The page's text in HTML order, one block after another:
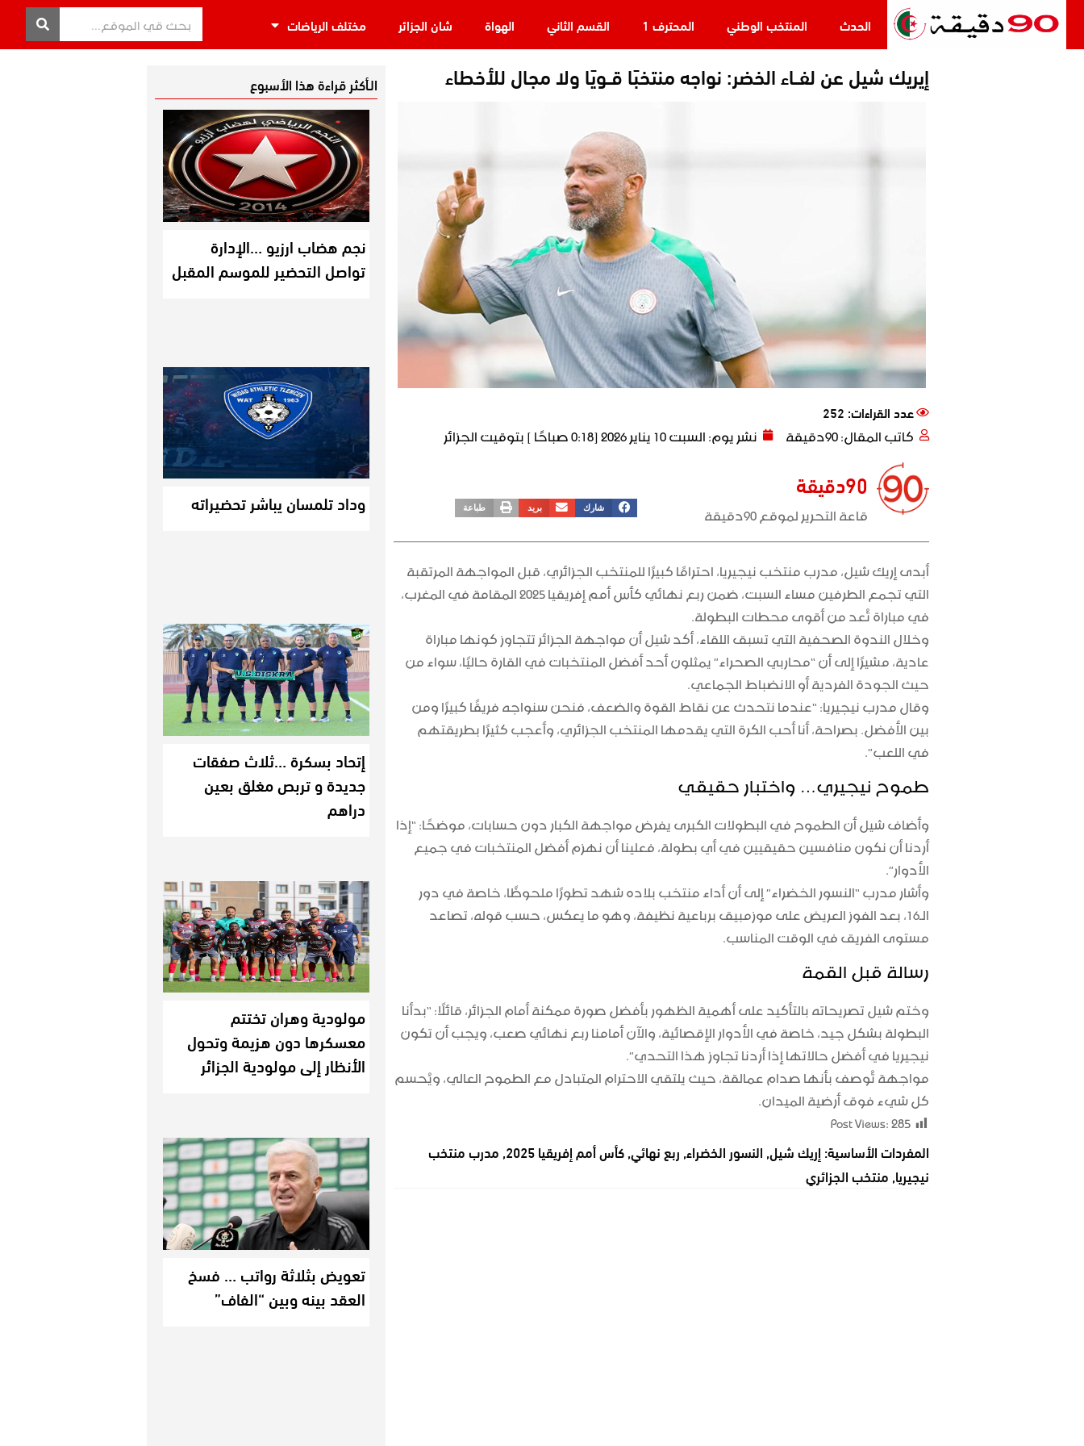
الحدث المنتخب الوطني المحترف 1 القسم الثاني الهواة شان الجزائر مختلف الرياضات
إيريك شيل عن لفــاء الخضر: نواجه منتخبًا قــويًا ولا مجال للأخطاء
عدد القراءات: 252
كاتب المقال:
نشر يوم:السبت 10 يناير 2026 [0:18 صباحًا ] بتوقيت الجزائر
90دقيقة
قاعة التحرير لموقع 90دقيقة شارك بريد طباعة
أبدىإريك شيل، مدرب منتخب نيجيريا، احترامًا كبيرًا للمنتخب الجزائري، قبل المواجهة المرتقبة
التي تجمع الطرفين مساء السبت، ضمن ربع نهائيكأس أمم إفريقيا 2025
المقامة في المغرب،
في مباراة تُعد من أقوى محطات البطولة.
وخلال الندوة الصحفية التي تسبق اللقاء، أكد شيل أن مواجهة الجزائر تتجاوز كونها مباراة
عادية، مشيرًا إلى أن “محاربي الصحراء” يمثلون أحد أفضل المنتخبات في القارة حاليًا، سواء من
حيث الجودة الفردية أو الانضباط الجماعي.
وقال مدرب نيجيريا: “عندما نتحدث عن نقاط القوة والضعف، فنحن سنواجه فريقًا كبيرًا ومن
بين الأفضل. بصراحة، أنا أحب الكرة التي يقدمها المنتخب الجزائري، وأعجب كثيرًا بطريقتهم
في اللعب”.
طموح نيجيري… واختبار حقيقي
وأضاف شيل أن الطموح في البطولات الكبرى يفرض مواجهة الكبار دون حسابات، موضحًا: “إذا
أردنا أن نكون منافسين حقيقيين في أي بطولة، فعلينا أن نهزم أفضل المنتخبات في جميع
الأدوار”.
وأشار مدرب “النسور الخضراء” إلى أن أداء منتخب بلاده شهد تطورًا ملحوظًا، خاصة في دور
الـ16، بعد الفوز العريض على
موزمبيق برباعية نظيفة، وهو ما يعكس، حسب قوله، تصاعد
مستوى الفريق في الوقت المناسب.
رسالة قبل القمة
وختم شيل تصريحاته بالتأكيد على أهمية الظهور بأفضل صورة ممكنة أمام الجزائر، قائلًا: “بدأنا
البطولة بشكل جيد، خاصة في الأدوار الإقصائية، والآن أمامنا ربع نهائي صعب، ويجب أن تكون
نيجيريا في أفضل حالاتها إذا أردنا تجاوز هذا التحدي”.
مواجهة تُوصف بأنهاصدام عمالقة، حيث يلتقي الاحترام المتبادل مع الطموح العالي، ويُحسم
كل شيء فوق أرضية الميدان.
Post Views:285
المفردات الأساسية:إريك شيل,النسور الخضراء,ربع نهائي,كأس أمم إفريقيا 2025 ,مدرب منتخب
نيجيريا,منتخب الجزائري
الـأكثر قراءة هذا الأسبوع
نجم هضاب ارزيو …الإدارة
تواصل التحضير للموسم المقبل
وداد تلمسان يباشر تحضيراته
إتحاد بسكرة …ثلاث صفقات
جديدة و تربص مغلق بعين
دراهم
مولودية وهران تختتم
معسكرها دون هزيمة وتحول
الأنظار إلى مولودية الجزائر
تعويض بثلاثة رواتب … فسخ
العقد بينه وبين “الفاف”